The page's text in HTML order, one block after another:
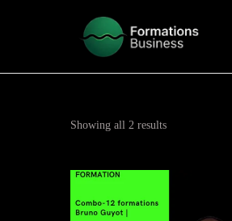
Showing all 2 results